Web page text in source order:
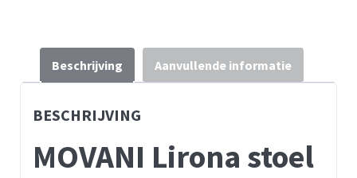
Beschrijving Aanvullende informatie
BESCHRIJVING
MOVANI Lirona stoel